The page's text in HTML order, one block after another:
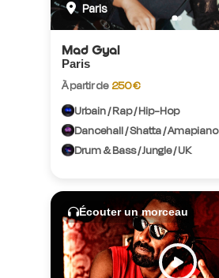
Paris
Mad Gyal
Paris
À partir de 250 €
Urbain / Rap / Hip-Hop
Dancehall / Shatta / Amapiano
Drum & Bass / Jungle / UK
Écouter un morceau